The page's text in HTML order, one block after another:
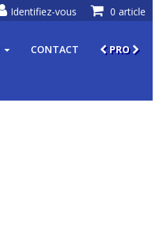
CONTACT PRO
0 article
Identifiez-vous